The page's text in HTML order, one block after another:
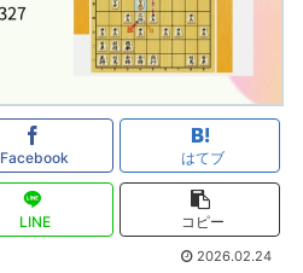
Facebook はてブ
LINE コピー
2026.02.24